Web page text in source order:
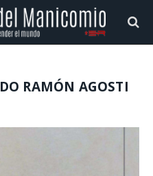
RAMÓN AGOSTI